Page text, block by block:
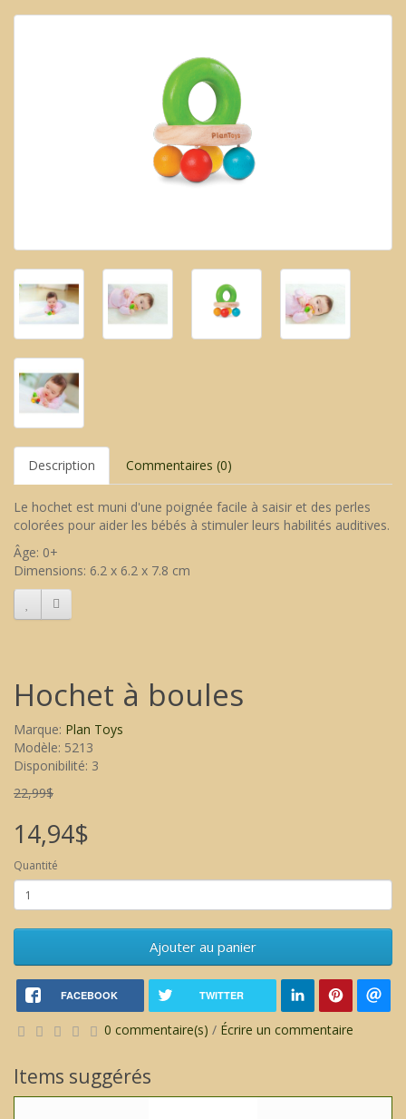
Description Commentaires (0)
Le hochet est muni d'une poignée facile à saisir et des perles
colorées pour aider les bébés à stimuler leurs habilités auditives.
Âge: 0+
Dimensions: 6.2 x 6.2 x 7.8 cm
Hochet à boules
Marque: Plan Toys
Modèle: 5213
Disponibilité: 3
22,99$
14,94$
Quantité
Ajouter au panier
FACEBOOK TWITTER
0 commentaire(s) / Écrire un commentaire
Items suggérés